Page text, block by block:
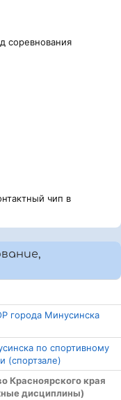
соревнования
чип в
города Минусинска
по спортивному
(спортзале)
Красноярского края
дисциплины)